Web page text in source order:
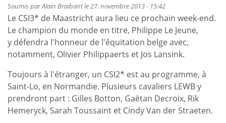
parisienne
Soumis parAlain Braibantle 27. novembre 2013 - 15:42
Le CSI3* de Maastricht aura lieu ce prochain week-end.
Le champion du monde en titre, Philippe Le Jeune,
y défendra l'honneur de l'équitation belge avec,
notamment, Olivier Philippaerts et Jos Lansink.
Toujours à l'étranger, un CSI2* est au programme, à
Saint-Lo, en Normandie. Plusieurs cavaliers LEWB y
prendront part : Gilles Botton, Gaëtan Decroix, Rik
Hemeryck, Sarah Toussaint et Cindy Van der Straeten.